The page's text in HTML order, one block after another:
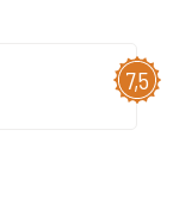
7,5